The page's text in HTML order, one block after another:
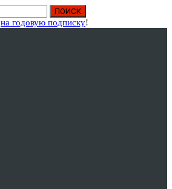
на годовую подписку!